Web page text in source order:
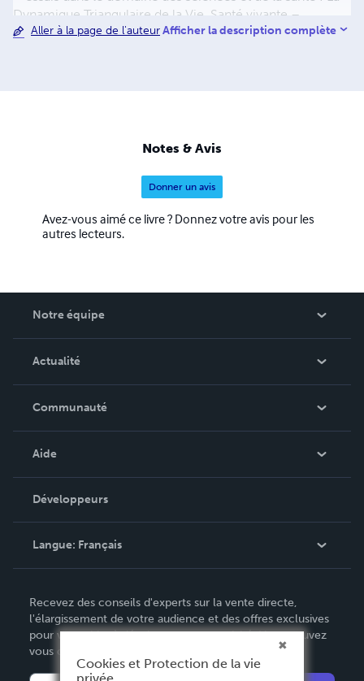
Dynamique Triangulaire de la Vie, Santé vivante –
synthèses pédagogiques : Biologie Médicale Intégrative,
Aller à la page de l'auteurAfficher la description complète
Notes & Avis
Donner un avis
Avez-vous aimé ce livre ? Donnez votre avis pour les
autres lecteurs.
Notre équipe
Qui sommes-nous ?
Actualité
Dans l'actualité
Communauté
Blog
Podcast
Aide
Recherche de commande
Base de connaissances
Contacter le service clientèle
Développeurs
Langue: Français
Deutsch
Français
Recevez des conseils d'experts sur la vente directe,
l'élargissement de votre audience et des offres exclusives
pour vous aider à développer votre activité. Vous pouvez
vous désabonner à tout moment.
Cookies et Protection de la vie